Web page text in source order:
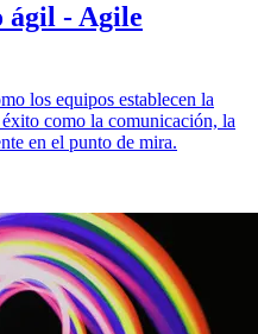
ágil - Agile
los equipos establecen la
como la comunicación, la
en el punto de mira.